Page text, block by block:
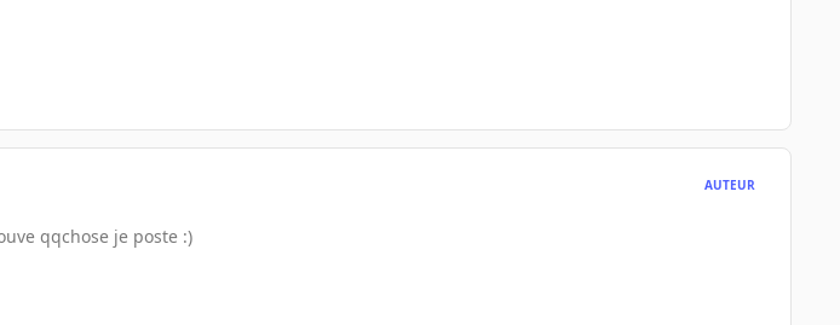
AUTEUR
qqchose je poste :)